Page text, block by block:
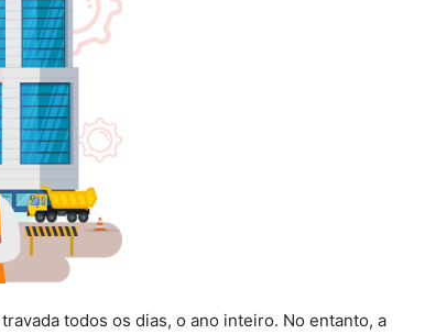
todos os dias, o ano inteiro. No entanto, a